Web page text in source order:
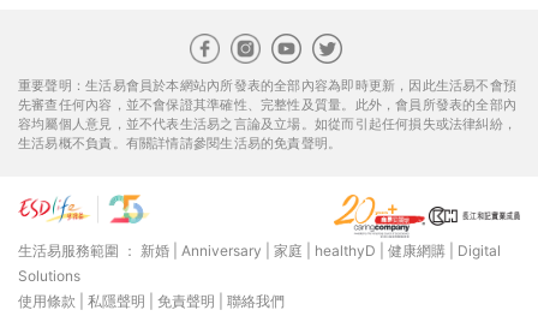
重要聲明：生活易會員於本網站內所發表的全部內容為即時更新，因此生活易不會預
先審查任何內容，並不會保證其準確性、完整性及質量。此外，會員所發表的全部內
容均屬個人意見，並不代表生活易之言論及立場。如從而引起任何損失或法律糾紛，
生活易概不負責。有關詳情請參閱生活易的免責聲明。
生活易服務範圍 ： 新婚 Anniversary 家庭 healthyD 健康網購
Digital
Solutions
使用條款
私隱聲明 免責聲明 聯絡我們